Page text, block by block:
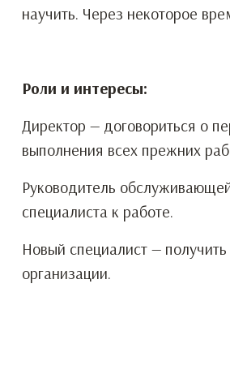
научить. Через некоторое
Роли и интересы:
Директор — договориться о
выполнения всех прежних
Руководитель
специалиста к работе.
Новый специалист —
организации.